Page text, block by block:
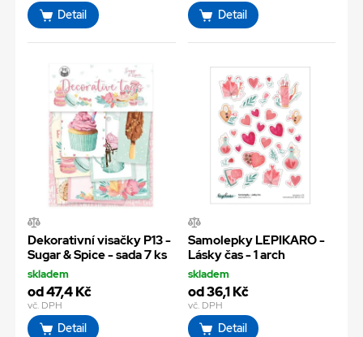
Detail Detail
Dekorativní visačky P13 -
Sugar & Spice - sada 7 ks
skladem
od 47,4 Kč
vč. DPH
Detail
Samolepky LEPIKARO -
Lásky čas - 1 arch
skladem
od 36,1 Kč
vč. DPH
Detail